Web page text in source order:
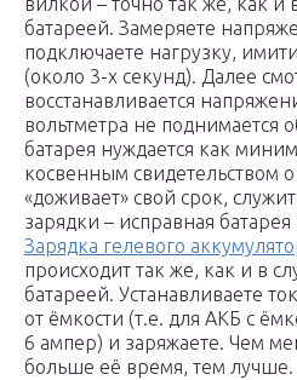
батареей. Замеряете
подключаете нагрузку,
(около 3-х секунд). Далее
восстанавливается
вольтметра не поднимается
батарея нуждается как
косвенным свидетельством
«доживает» свой срок,
зарядки – исправная батарея
Зарядка гелевого
происходит так же, как и в
батареей. Устанавливаете
от ёмкости (т.е. для АКБ с
6 ампер) и заряжаете. Чем
больше её время, тем лучше.